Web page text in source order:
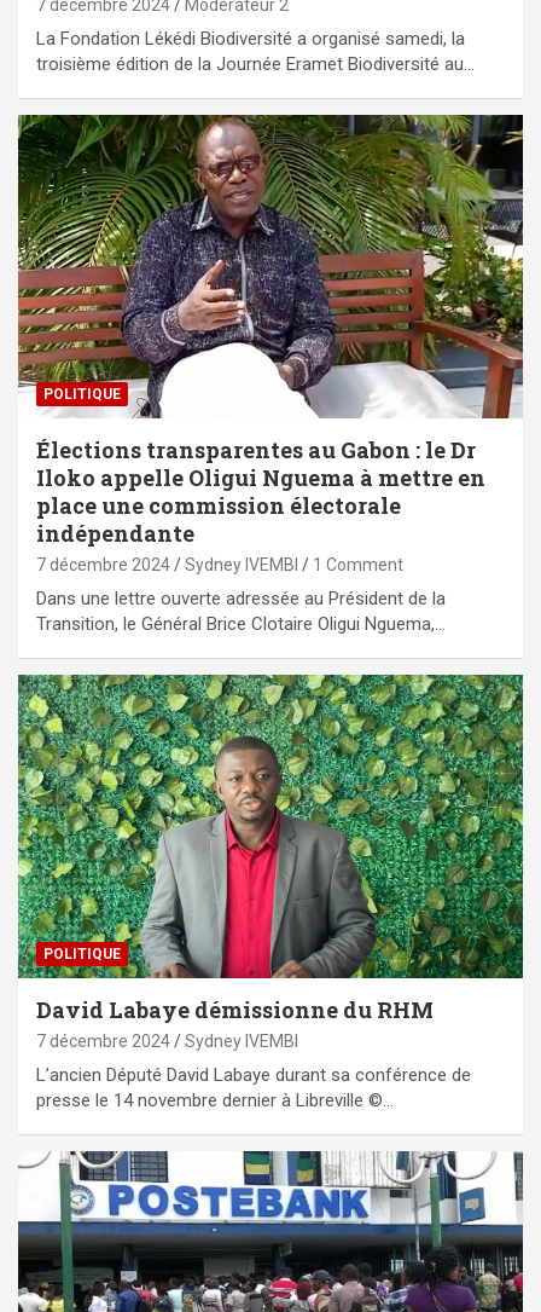
7 décembre 2024 Modérateur 2
La Fondation Lékédi Biodiversité a organisé samedi, la
troisième édition de la Journée Eramet Biodiversité au…
POLITIQUE
Élections transparentes au Gabon : le Dr
Iloko appelle Oligui Nguema à mettre en
place une commission électorale
indépendante
7 décembre 2024 Sydney IVEMBI 1 Comment
Dans une lettre ouverte adressée au Président de la
Transition, le Général Brice Clotaire Oligui Nguema,…
POLITIQUE
David Labaye démissionne du RHM
7 décembre 2024 Sydney IVEMBI
L’ancien Député David Labaye durant sa conférence de
presse le 14 novembre dernier à Libreville ©…